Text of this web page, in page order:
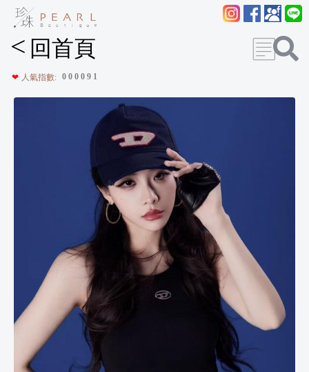
< 回首頁
❤ 人氣指數: 0 0 0 0 9 1